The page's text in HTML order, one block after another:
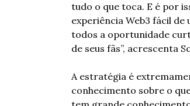
tudo o que toca. E é por
experiência Web3 fácil
todos a oportunidade
de seus fãs”, acrescenta
A estratégia é
conhecimento sobre o